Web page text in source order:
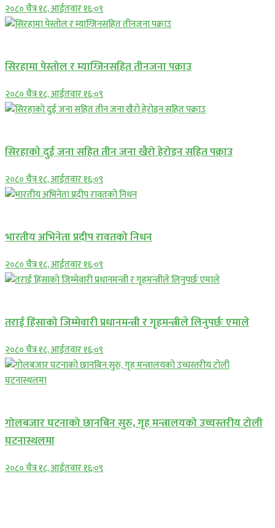
२०८० चैत्र १८, आईतवार १६:०९
सिरहामा पेस्तोल र म्याग्जिनसहित तीनजना पक्राउ
२०८० चैत्र १८, आईतवार १६:०९
सिरहाकाे दुई जना सहित तीन जना खैरो हेरोइन सहित पक्राउ
२०८० चैत्र १८, आईतवार १६:०९
भारतीय अभिनेता प्रदीप रावतको निधन
२०८० चैत्र १८, आईतवार १६:०९
तराई हिंसाको जिम्मेवारी प्रधानमन्त्री र गृहमन्त्रीले लिनुपर्छः एमाले
२०८० चैत्र १८, आईतवार १६:०९
गोलबजार घटनाको छानबिन सुरु, गृह मन्त्रालयको उच्चस्तरीय टोली
घटनास्थलमा
२०८० चैत्र १८, आईतवार १६:०९